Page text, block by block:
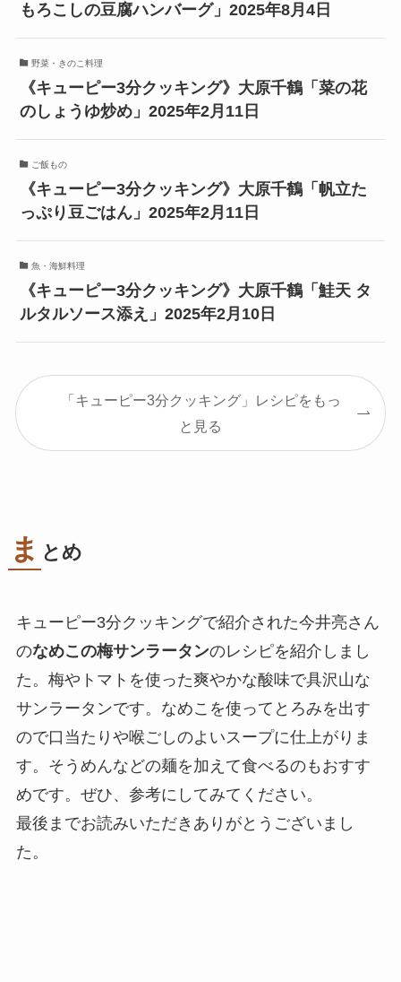
もろこしの豆腐ハンバーグ」2025年8月4日
野菜・きのこ料理
《キューピー3分クッキング》大原千鶴「菜の花
のしょうゆ炒め」2025年2月11日
ご飯もの
《キューピー3分クッキング》大原千鶴「帆立た
っぷり豆ごはん」2025年2月11日
魚・海鮮料理
《キューピー3分クッキング》大原千鶴「鮭天 タ
ルタルソース添え」2025年2月10日
「キューピー3分クッキング」レシピをもっ
と見る
ま とめ
キューピー3分クッキングで紹介された今井亮さん
のなめこの梅サンラータンのレシピを紹介しまし
た。梅やトマトを使った爽やかな酸味で具沢山な
サンラータンです。なめこを使ってとろみを出す
ので口当たりや喉ごしのよいスープに仕上がりま
す。そうめんなどの麺を加えて食べるのもおすす
めです。ぜひ、参考にしてみてください。
最後までお読みいただきありがとうございまし
た。